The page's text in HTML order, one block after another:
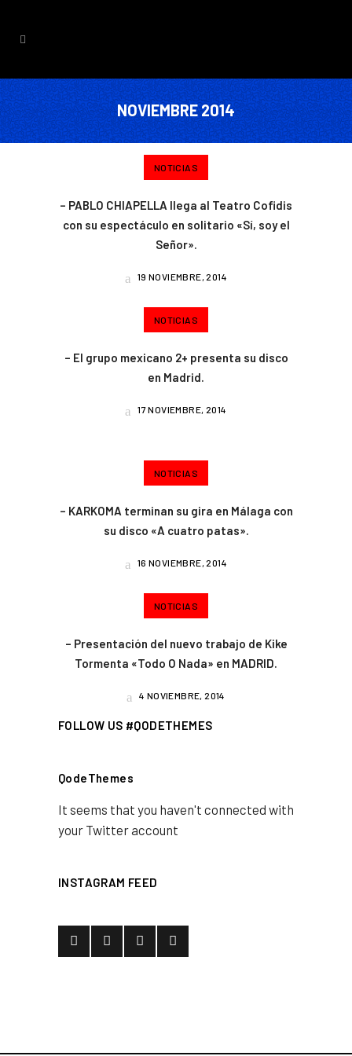
NOVIEMBRE 2014
NOTICIAS
– PABLO CHIAPELLA llega al Teatro Cofidis
con su espectáculo en solitario «Sí, soy el
Señor».
19 NOVIEMBRE, 2014
NOTICIAS
– El grupo mexicano 2+ presenta su disco
en Madrid.
17 NOVIEMBRE, 2014
NOTICIAS
– KARKOMA terminan su gira en Málaga con
su disco «A cuatro patas».
16 NOVIEMBRE, 2014
NOTICIAS
– Presentación del nuevo trabajo de Kike
Tormenta «Todo O Nada» en MADRID.
4 NOVIEMBRE, 2014
FOLLOW US #QODETHEMES
QodeThemes
It seems that you haven't connected with
your Twitter account
INSTAGRAM FEED